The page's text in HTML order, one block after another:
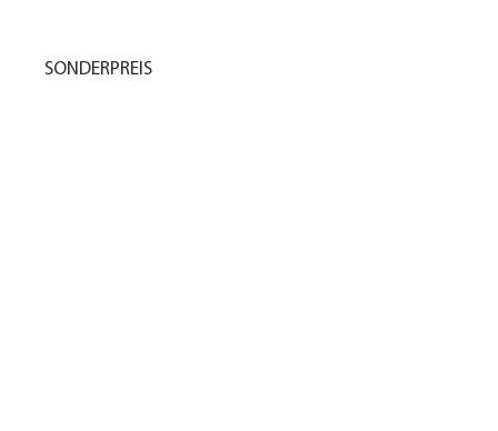
SONDERPREIS